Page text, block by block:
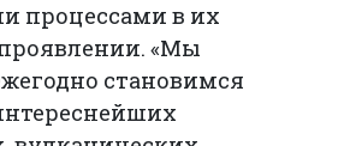
процессами в их
«Мы
становимся